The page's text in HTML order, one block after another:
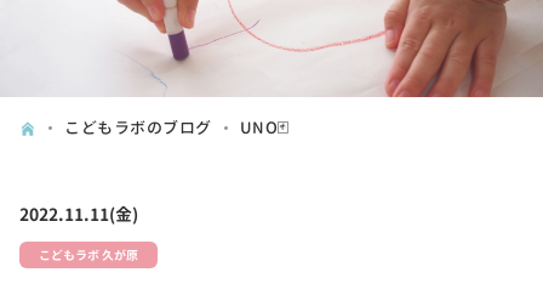
こどもラボのブログ UNO🃏
2022.11.11(金)
こどもラボ 久が原